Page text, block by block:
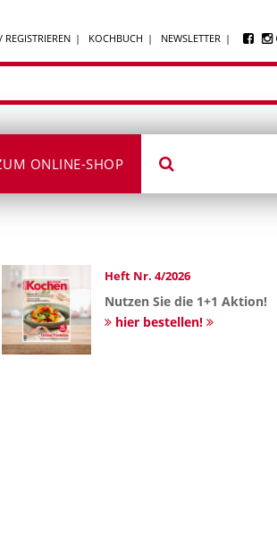
KOCHBUCH NEWSLETTER
ONLINE-SHOP
Heft Nr. 4/2026
Nutzen Sie die 1+1 Aktion!
hier bestellen!